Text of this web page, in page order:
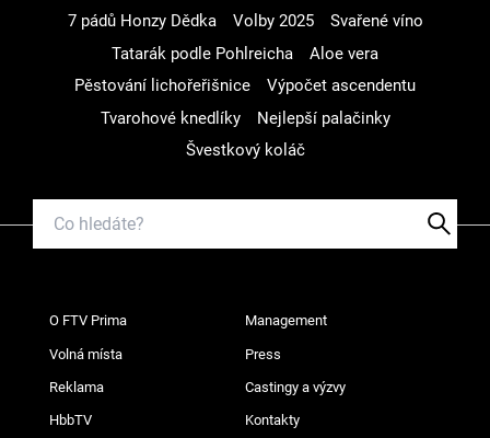
7 pádů Honzy Dědka
Volby 2025
Svařené víno
Tatarák podle Pohlreicha
Aloe vera
Pěstování lichořeřišnice
Výpočet ascendentu
Tvarohové knedlíky
Nejlepší palačinky
Švestkový koláč
O FTV Prima Management
Volná místa Press
Reklama Castingy a výzvy
HbbTV Kontakty